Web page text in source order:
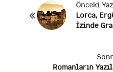
Önceki
Lorca,
İzinde
Romanların